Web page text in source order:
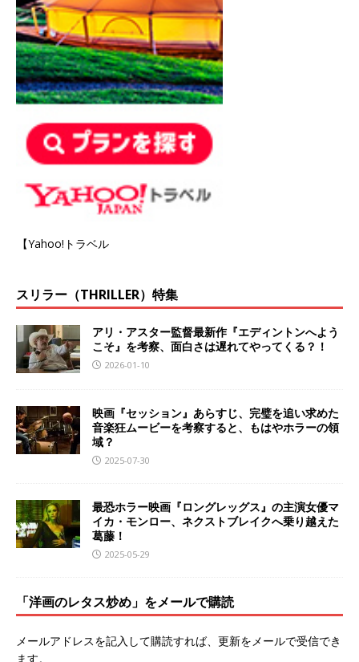
【Yahoo!トラベル
スリラー（THRILLER）特集
アリ・アスター監督最新作『エディントンへよう
こそ』を考察、面白さは遅れてやってくる？！
2026-01-10
映画『セッション』あらすじ、完璧を追い求めた
音楽狂ムービーを考察すると、もはやホラーの領
域？
2025-07-30
最恐ホラー映画『ロングレッグス』の主演女優マ
イカ・モンロー、ネクストブレイクへ乗り越えた
葛藤！
2025-05-29
「洋画のレタス炒め」をメールで購読
メールアドレスを記入して購読すれば、更新をメールで受信でき
ます。